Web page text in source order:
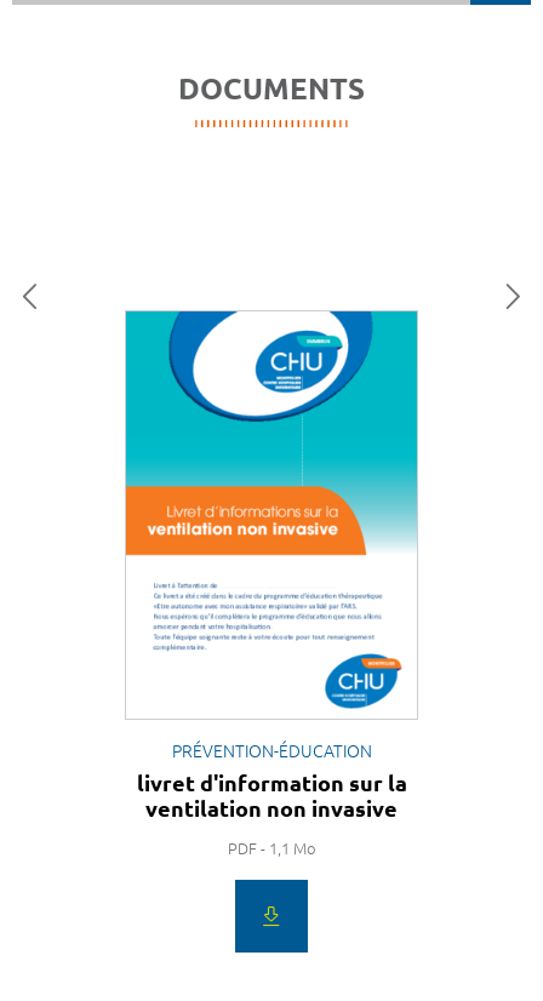
DOCUMENTS
PRÉVENTION-ÉDUCATION
livret d'information sur la
ventilation non invasive
PDF - 1,1 Mo